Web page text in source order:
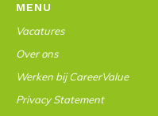
MENU
Vacatures
Over ons
Werken bij CareerValue
Privacy Statement